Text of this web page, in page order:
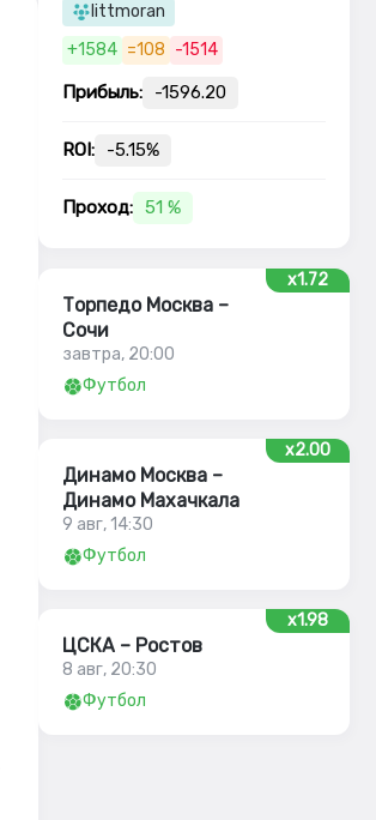
littmoran
+1584 =108 -1514
Прибыль: -1596.20
ROI: -5.15%
Проход: 51 %
x1.72
Торпедо Москва –
Сочи
завтра, 20:00
Футбол
x2.00
Динамо Москва –
Динамо Махачкала
9 авг, 14:30
Футбол
x1.98
ЦСКА – Ростов
8 авг, 20:30
Футбол